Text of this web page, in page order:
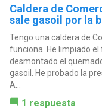
Caldera de
sale gasoil por la
Tengo una caldera de
funciona. He limpiado
desmontado el
gasoil. He probado la
A...
1 respuesta